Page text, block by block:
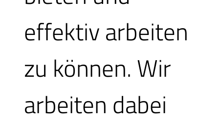
effektiv arbeiten
zu können. Wir
arbeiten dabei